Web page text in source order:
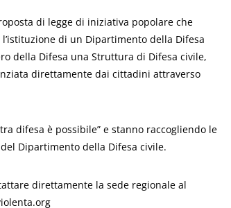
di legge di iniziativa popolare che
di un Dipartimento della Difesa
della Difesa una Struttura di Difesa civile,
direttamente dai cittadini attraverso
difesa è possibile” e stanno raccogliendo le
Dipartimento della Difesa civile.
direttamente la sede regionale al